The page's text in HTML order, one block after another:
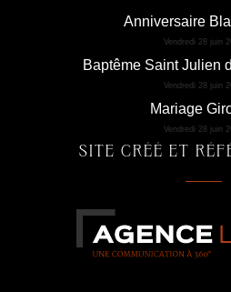
Anniversaire
Vendredi 28 juin
Baptême Saint Julien
Vendredi 28 juin
Mariage
Vendredi 28 juin
SITE CRÉÉ ET